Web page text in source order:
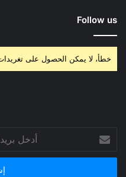
Follow us
خطأ، لا يمكن الحصول على
بريدك
الإلكتروني